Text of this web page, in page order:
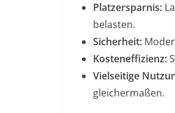
Platzersparnis:
belasten.
Sicherheit:
Kosteneffizienz:
Vielseitige
gleichermaßen.